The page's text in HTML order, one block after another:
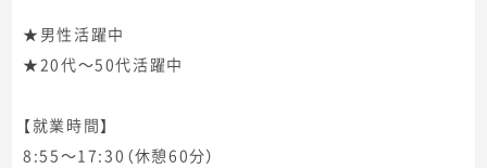
★男性活躍中
★20代～50代活躍中
【就業時間】
8:55～17:30（休憩60分）